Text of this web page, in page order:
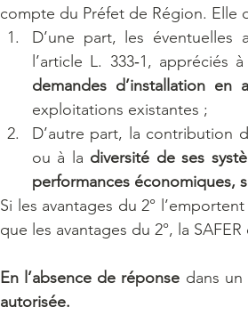
compte du Préfet de Région. Elle
D’une part, les éventuelles
demandes d’installation en
exploitations existantes ;
D’autre part, la contribution
ou à la diversité de ses
performances économiques,
Si les avantages du 2°
que les avantages du 2°, la
En l’absence de réponse dans
autorisée.